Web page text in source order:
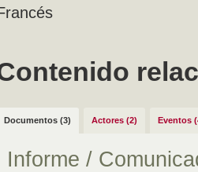
Documentos (3) Actores (2) Eventos
Informe /